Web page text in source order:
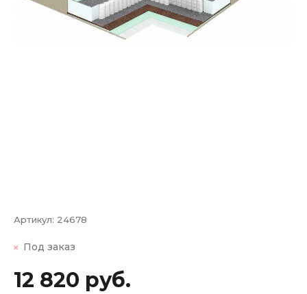
Артикул: 24678
Под заказ
12 820 руб.